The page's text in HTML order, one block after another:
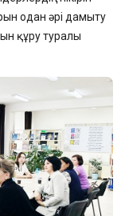
одан әрі дамыту
құру туралы